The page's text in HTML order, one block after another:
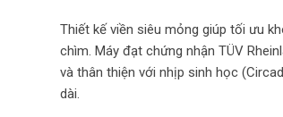
Thiết kế viền siêu mỏng giúp tối ưu
chìm. Máy đạt chứng nhận TÜV
và thân thiện với nhịp sinh học
dài.